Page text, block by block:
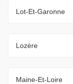
Lot-Et-Garonne
Lozère
Maine-Et-Loire